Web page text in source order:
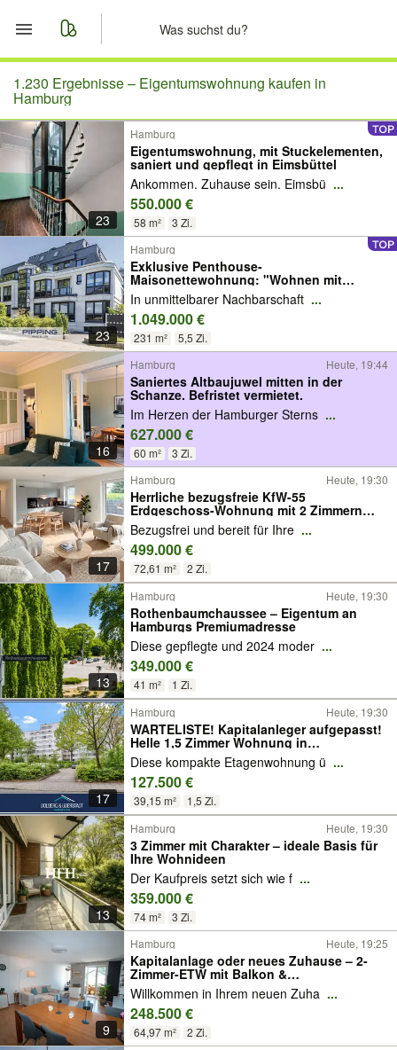
Start
Merkliste
Nachrichten
Anzeige aufgeben
1.230 Ergebnisse – Eigentumswohnung kaufen in
Hamburg
23
Hamburg
Eigentumswohnung, mit Stuckelementen,
saniert und gepflegt in Eimsbüttel
Ankommen. Zuhause sein. Eimsbü ...
550.000 €
58 m² 3 Zi.
23
Hamburg
Exklusive Penthouse-
Maisonettewohnung: "Wohnen mit
Schlossblick in Bestlage von Hamburg-
Bergedorf"
In unmittelbarer Nachbarschaft ...
1.049.000 €
231 m² 5,5 Zi.
16
Hamburg Heute, 19:44
Saniertes Altbaujuwel mitten in der
Schanze. Befristet vermietet.
Im Herzen der Hamburger Sterns ...
627.000 €
60 m² 3 Zi.
17
Hamburg Heute, 19:30
Herrliche bezugsfreie KfW-55
Erdgeschoss-Wohnung mit 2 Zimmern
und Süd-Ost-Terrasse
Bezugsfrei und bereit für Ihre ...
499.000 €
72,61 m² 2 Zi.
13
Hamburg Heute, 19:30
Rothenbaumchaussee – Eigentum an
Hamburgs Premiumadresse
Diese gepflegte und 2024 moder ...
349.000 €
41 m² 1 Zi.
17
Hamburg Heute, 19:30
WARTELISTE! Kapitalanleger aufgepasst!
Helle 1,5 Zimmer Wohnung in
Hamburg/Jenfeld
Diese kompakte Etagenwohnung ü ...
127.500 €
39,15 m² 1,5 Zi.
13
Hamburg Heute, 19:30
3 Zimmer mit Charakter – ideale Basis für
Ihre Wohnideen
Der Kaufpreis setzt sich wie f ...
359.000 €
74 m² 3 Zi.
9
Hamburg Heute, 19:25
Kapitalanlage oder neues Zuhause – 2-
Zimmer-ETW mit Balkon &
Tiefgaragenstellplatz
Willkommen in Ihrem neuen Zuha ...
248.500 €
64,97 m² 2 Zi.